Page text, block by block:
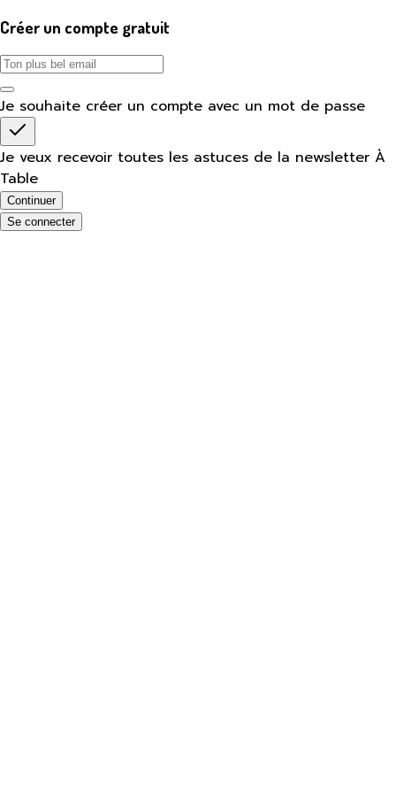
Créer un compte gratuit
Je souhaite créer un compte avec un mot de passe
Je veux recevoir toutes les astuces de la newsletter À
Table
Continuer
Se connecter